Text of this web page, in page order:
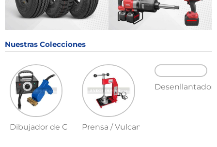
Nuestras Colecciones
Dibujador de CocadaPrensa / Vulcanizadora